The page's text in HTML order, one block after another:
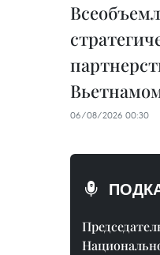
06/08/2026 00:30